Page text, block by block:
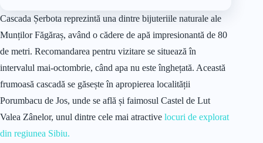
Cascada Șerbota reprezintă una dintre bijuteriile naturale ale
Munților Făgăraș, având o cădere de apă impresionantă de 80
de metri. Recomandarea pentru vizitare se situează în
intervalul mai-octombrie, când apa nu este înghețată. Această
frumoasă cascadă se găsește în apropierea localității
Porumbacu de Jos, unde se află și faimosul Castel de Lut
Valea Zânelor, unul dintre cele mai atractive locuri de explorat
din regiunea Sibiu.